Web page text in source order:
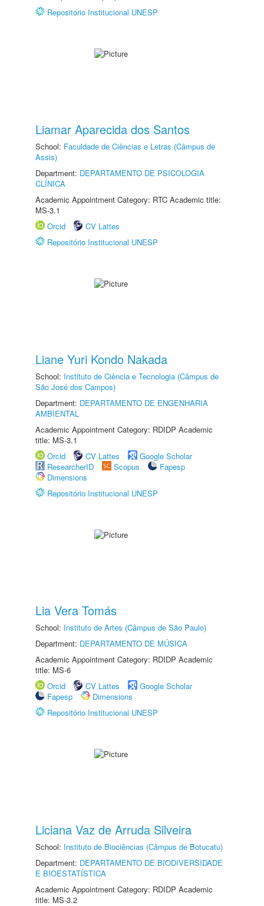
Repositório Institucional UNESP
Liamar Aparecida dos Santos
School: Faculdade de Ciências e Letras (Câmpus de
Assis)
Department: DEPARTAMENTO DE PSICOLOGIA
CLÍNICA
Academic Appointment Category: RTC Academic title:
MS-3.1
Orcid
CV Lattes
Repositório Institucional UNESP
Liane Yuri Kondo Nakada
School: Instituto de Ciência e Tecnologia (Câmpus de
São José dos Campos)
Department: DEPARTAMENTO DE ENGENHARIA
AMBIENTAL
Academic Appointment Category: RDIDP Academic
title: MS-3.1
Orcid
CV Lattes
Google Scholar
ResearcherID
Scopus
Fapesp
Dimensions
Repositório Institucional UNESP
Lia Vera Tomás
School: Instituto de Artes (Câmpus de São Paulo)
Department: DEPARTAMENTO DE MÚSICA
Academic Appointment Category: RDIDP Academic
title: MS-6
Orcid
CV Lattes
Google Scholar
Fapesp
Dimensions
Repositório Institucional UNESP
Liciana Vaz de Arruda Silveira
School: Instituto de Biociências (Câmpus de Botucatu)
Department: DEPARTAMENTO DE BIODIVERSIDADE
E BIOESTATÍSTICA
Academic Appointment Category: RDIDP Academic
title: MS-3.2